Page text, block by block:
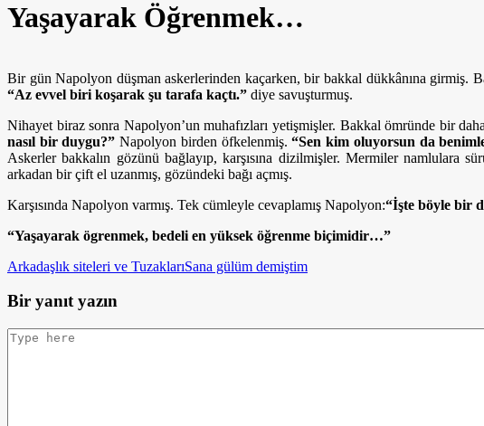
Yaşayarak Öğrenmek…
Bir gün Napolyon düşman askerlerinden kaçarken, bir bakkal dükkânına girmiş.
“Az evvel biri koşarak şu tarafa kaçtı.” diye savuştur­muş.
Nihayet biraz sonra Napolyon’un muhafızları yetişmişler. Bakkal ömründe bir
nasıl bir duygu?”Napolyon birden öfkelenmiş.“Sen kim oluyorsun da
Askerler bakkalın gözünü bağlayıp, karşısına dizilmişler. Mermiler namlulara
arkadan bir çift el uzanmış, gözündeki bağı açmış.
Karşısında Napolyon varmış. Tek cümleyle cevaplamış Napolyon:“İşte böyle bir
“Yaşayarak ögrenmek, bedeli en yüksek öğrenme biçimidir…”
Arkadaşlık siteleri ve TuzaklarıSana gülüm demiştim
Bir yanıt yazın